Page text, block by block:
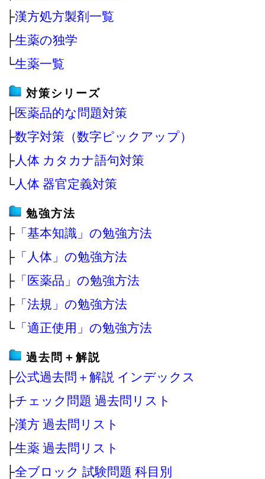
├漢方処方製剤一覧
├生薬の独学
└生薬一覧
対策シリーズ
├医薬品的な問題対策
├数字対策（数字ピックアップ）
├人体 カタカナ語句対策
└人体 器官定義対策
勉強方法
├ 「基本知識」の勉強方法
├ 「人体」の勉強方法
├ 「医薬品」の勉強方法
├ 「法規」の勉強方法
└ 「適正使用」の勉強方法
過去問＋解説
├公式過去問＋解説 インデックス
├チェック問題 過去問リスト
├漢方 過去問リスト
├生薬 過去問リスト
├全ブロック 試験問題 科目別